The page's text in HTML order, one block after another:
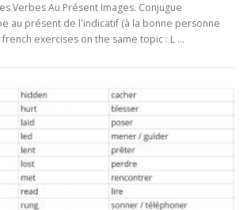
Verbes Au Présent Images. Conjugue
au présent de l'indicatif (à la bonne personne
exercises on the same topic : L …